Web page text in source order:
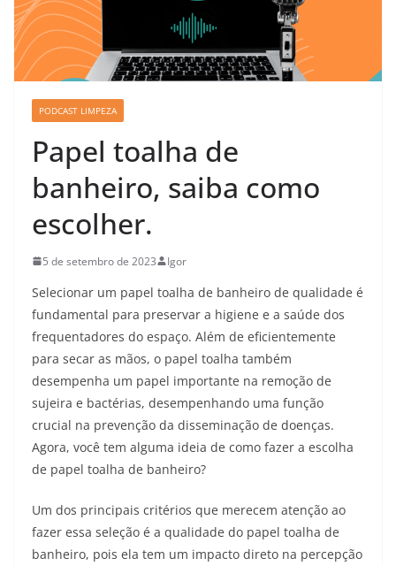
PODCAST LIMPEZA
Papel toalha de
banheiro, saiba como
escolher.
5 de setembro de 2023 Igor
Selecionar um papel toalha de banheiro de qualidade é
fundamental para preservar a higiene e a saúde dos
frequentadores do espaço. Além de eficientemente
para secar as mãos, o papel toalha também
desempenha um papel importante na remoção de
sujeira e bactérias, desempenhando uma função
crucial na prevenção da disseminação de doenças.
Agora, você tem alguma ideia de como fazer a escolha
de papel toalha de banheiro?
Um dos principais critérios que merecem atenção ao
fazer essa seleção é a qualidade do papel toalha de
banheiro, pois ela tem um impacto direto na percepção